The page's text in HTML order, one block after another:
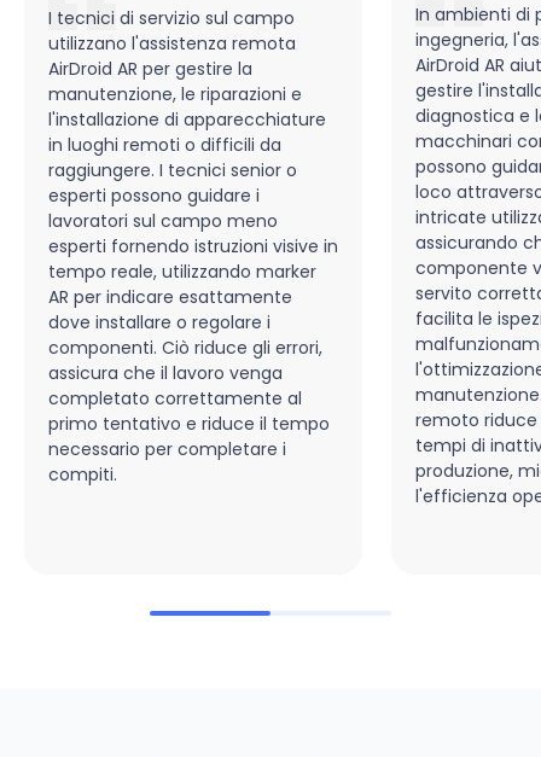
I tecnici di servizio sul campo
utilizzano l'assistenza remota
AirDroid AR per gestire la
manutenzione, le riparazioni e
l'installazione di apparecchiature
in luoghi remoti o difficili da
raggiungere. I tecnici senior o
esperti possono guidare i
lavoratori sul campo meno
esperti fornendo istruzioni visive in
tempo reale, utilizzando marker
AR per indicare esattamente
dove installare o regolare i
componenti. Ciò riduce gli errori,
assicura che il lavoro venga
completato correttamente al
primo tentativo e riduce il tempo
necessario per completare i
compiti.
In ambienti di
ingegneria,
AirDroid AR
gestire
diagnostica e
macchinari
possono
loco
intricate
assicurando
componente
servito
facilita le
remoto
tempi di
produzione,
l'efficienza